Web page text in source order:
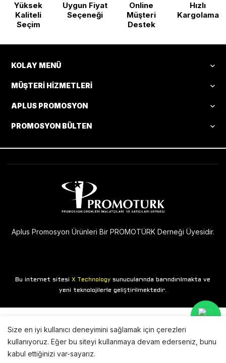
Yüksek
Kaliteli
Seçim
Uygun Fiyat
Seçeneği
Online
Müşteri
Destek
Hızlı
Kargolama
KOLAY MENÜ
MÜŞTERI HIZMETLERI
APLUS PROMOSYON
PROMOSYON BÜLTEN
Aplus Promosyon Ürünleri Bir PROMOTÜRK Derneği Üyesidir.
Bu internet sitesiX Technology sunucularında barındırılmakta ve
yeni teknolojilerle geliştirilmektedir.
Size en iyi kullanıcı deneyimini sağlamak için çerezleri
kullanıyoruz. Eğer bu siteyi kullanmaya devam ederseniz, bunu
kabul ettiğinizi var-sayarız.